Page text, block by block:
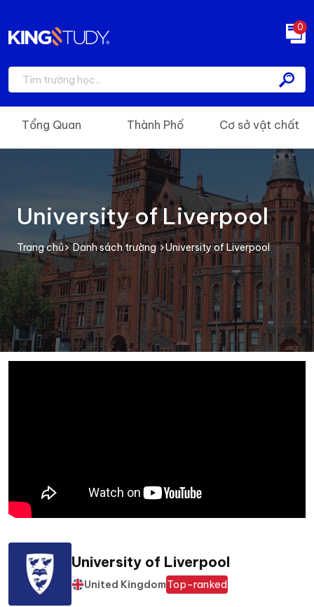
0
University of Liverpool
Trang chủ Danh sách trường University of Liverpool
University of Liverpool
United KingdomTop-ranked
Tổng Quan Thành Phố Cơ sở vật chất